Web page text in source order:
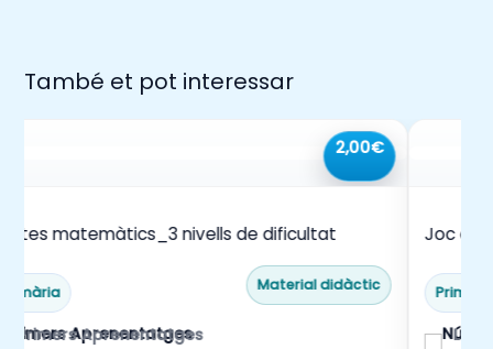
També et pot interessar
2,00€
matemàtics_3 nivells de dificultat
Primària Material didàctic
Primers Aprenentatges
Joc del
La